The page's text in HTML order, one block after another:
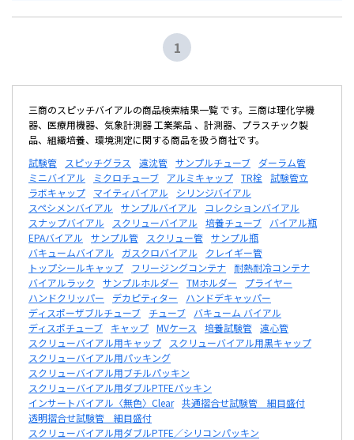
1
三商のスピッチバイアルの商品検索結果一覧 です。三商は理化学機
器、医療用機器、気象計測器 工業薬品 、計測器、プラスチック製
品、組織培養、環境測定に関する商品を扱う商社です。
試験管
スピッチグラス 遠沈管 サンプルチューブ
ダーラム管
ミニバイアル
ミクロチューブ アルミキャップ TR栓 試験管立
ラボキャップ
マイティバイアル
シリンジバイアル
スペシメンバイアル
サンプルバイアル
コレクションバイアル
スナップバイアル
スクリューバイアル 培養チューブ
バイアル瓶
EPAバイアル
サンプル管 スクリュー管 サンプル瓶
バキュームバイアル
ガスクロバイアル
クレイギー管
トップシールキャップ
フリージングコンテナ 耐熱耐冷コンテナ
バイアルラック
サンプルホルダー TMホルダー
プライヤー
ハンドクリッパー
デカピティター
ハンドデキャッパー
ディスポーザブルチューブ
チューブ
バキューム バイアル
ディスポチューブ
キャップ MVケース 培養試験管 遠心管
スクリューバイアル用キャップ
スクリューバイアル用黒キャップ
スクリューバイアル用パッキング
スクリューバイアル用ブチルパッキン
スクリューバイアル用ダブルPTFEパッキン
インサートバイアル〈無色〉Clear 共通摺合せ試験管 細目盛付
透明摺合せ試験管 細目盛付
スクリューバイアル用ダブルPTFE／シリコンパッキン